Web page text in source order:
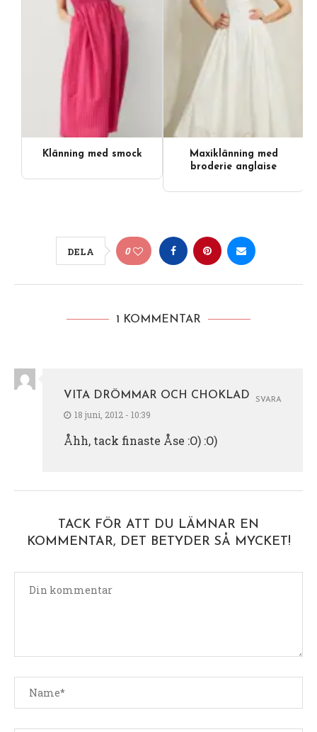
Videoinnehåll
Klänning med smock
Maxiklänning med
broderie anglaise
DELA 0
1 KOMMENTAR
VITA DRÖMMAR OCH CHOKLAD
18 juni, 2012 - 10:39
Åhh, tack finaste Åse :O) :O)
SVARA
TACK FÖR ATT DU LÄMNAR EN
KOMMENTAR, DET BETYDER SÅ MYCKET!